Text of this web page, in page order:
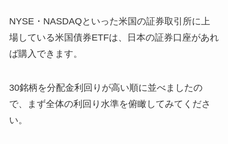
NYSE・NASDAQといった米国の証券取引所に上
場している米国債券ETFは、日本の証券口座があれ
ば購入できます。
30銘柄を分配金利回りが高い順に並べましたの
で、まず全体の利回り水準を俯瞰してみてくださ
い。